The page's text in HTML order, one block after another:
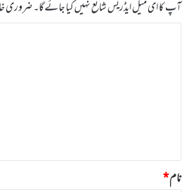
آپ کا ای میل ایڈریس شائع نہیں کیا جائے گا۔ضروری
نام*